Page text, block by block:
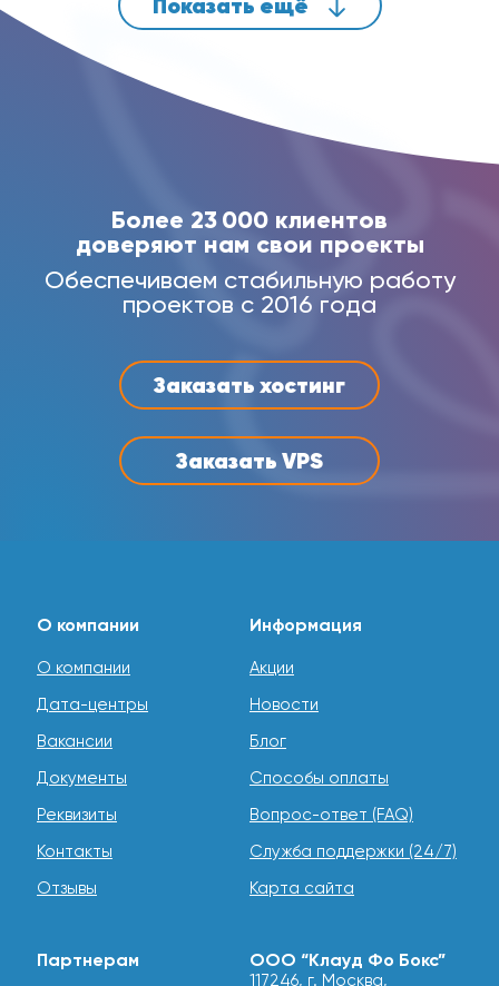
Заказать хостинг
Заказать VPS
Более 23 000 клиентов
доверяют нам свои проекты
Обеспечиваем стабильную работу
проектов с 2016 года
О компании
О компании
Дата-центры
Вакансии
Документы
Реквизиты
Контакты
Отзывы
Информация
Акции
Новости
Блог
Способы оплаты
Вопрос-ответ (FAQ)
Служба поддержки (24/7)
Карта сайта
Партнерам ООО “Клауд Фо Бокс”
117246, г. Москва,